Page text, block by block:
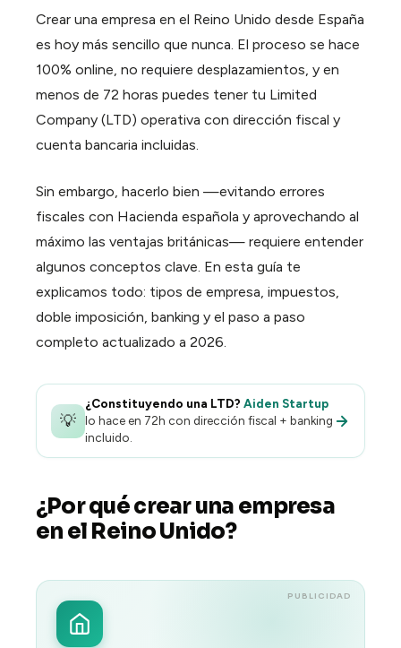
Agenda y reservas
Contracts
Firmas y contratos
Pay
Cobros y facturación
Crear una empresa en el Reino Unido desde España
es hoy más sencillo que nunca. El proceso se hace
100% online, no requiere desplazamientos, y en
menos de 72 horas puedes tener tu Limited
Company (LTD) operativa con dirección fiscal y
cuenta bancaria incluidas.
Sin embargo, hacerlo bien —evitando errores
fiscales con Hacienda española y aprovechando al
máximo las ventajas británicas— requiere entender
algunos conceptos clave. En esta guía te
explicamos todo: tipos de empresa, impuestos,
doble imposición, banking y el paso a paso
completo actualizado a 2026.
💡
¿Constituyendo una LTD? Aiden Startup
lo hace en 72h con dirección fiscal + banking
incluido.
¿Por qué crear una empresa
en el Reino Unido?
PUBLICIDAD